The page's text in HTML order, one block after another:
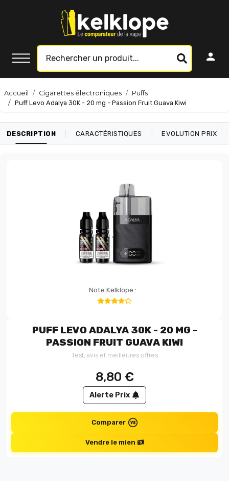
Accueil Cigarettes électroniques
Puffs
Puff Levo Adalya 30K - 20 mg - Passion Fruit Guava Kiwi
DESCRIPTION CARACTÉRISTIQUES EVOLUTION PRIX
Note Kelklope :
PUFF LEVO ADALYA 30K - 20 MG -
PASSION FRUIT GUAVA KIWI
Test, avis et meilleures offres
8,80 €
Alerte Prix
Comparer
Vendre le mien